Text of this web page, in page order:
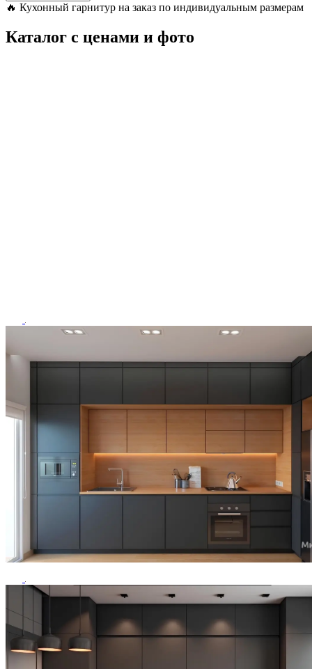
🔥 Кухонный гарнитур на заказ по индивидуальным размерам
Каталог с ценами и фото